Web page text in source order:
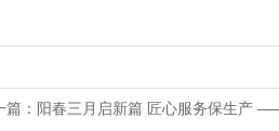
篇：阳春三月启新篇 匠心服务保生产